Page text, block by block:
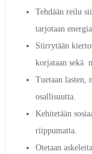
Tehdään reilu
tarjotaan
Siirrytään
korjataan sekä
Tuetaan lasten,
osallisuutta.
Kehitetään
riippumatta.
Otetaan